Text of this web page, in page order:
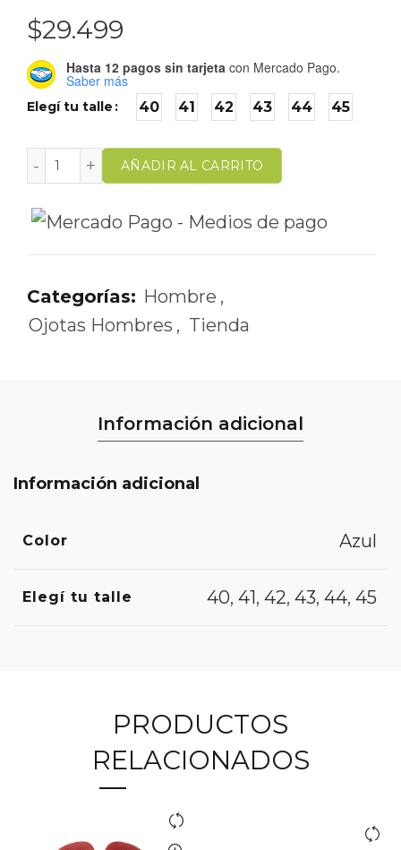
$29.499
Hasta 12 pagos sin tarjeta con Mercado Pago.
Saber más
Elegí tu talle 40 41 42 43 44 45
AÑADIR AL CARRITO
Categorías: Hombre ,
Ojotas Hombres , Tienda
Información adicional
Información adicional
Color Azul
Elegí tu talle 40, 41, 42, 43, 44, 45
PRODUCTOS
RELACIONADOS